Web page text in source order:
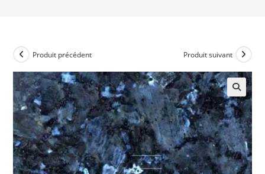
Produit précédent Produit suivant